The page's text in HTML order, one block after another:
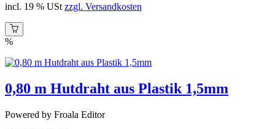
incl. 19 % USt zzgl. Versandkosten
%
0,80 m Hutdraht aus Plastik 1,5mm
Powered by Froala Editor